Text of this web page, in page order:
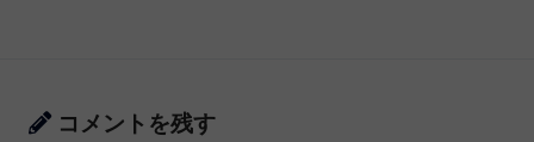
コメントを残す